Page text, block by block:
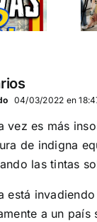
04/03/2022 en
vez es más
de indigna
las tintas
está
a un